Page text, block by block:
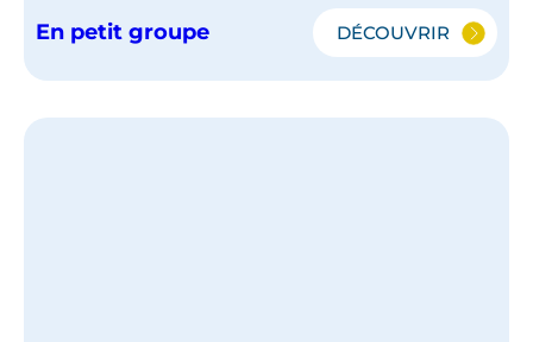
En petit groupe DÉCOUVRIR
LA
4X4